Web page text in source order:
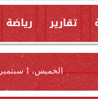
تقارير رياضة
الخميس، 1 سبتمبر 2022